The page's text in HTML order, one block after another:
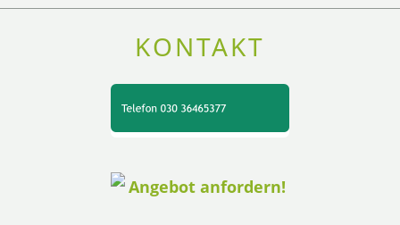
KONTAKT